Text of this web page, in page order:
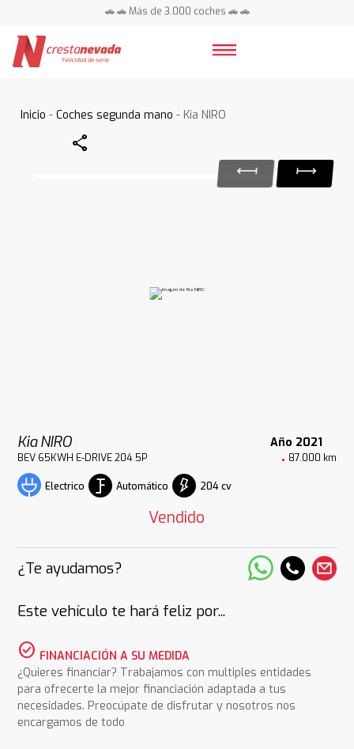
🚗 🚗 Más de 3.000 coches 🚗 🚗
Inicio -Coches segunda mano - Kia NIRO
Share
Kia NIRO Año 2021
BEV 65KWH E-DRIVE 204 5P 87.000 km
Electrico Automático 204 cv
Vendido
¿Te ayudamos?
Este vehículo te hará feliz por...
check_circle FINANCIACIÓN A SU MEDIDA
¿Quieres financiar? Trabajamos con multiples entidades
para ofrecerte la mejor financiación adaptada a tus
necesidades. Preocúpate de disfrutar y nosotros nos
encargamos de todo